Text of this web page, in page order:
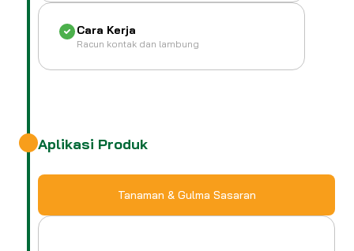
Cara Kerja
Racun kontak dan lambung
Aplikasi Produk
Tanaman & Gulma Sasaran